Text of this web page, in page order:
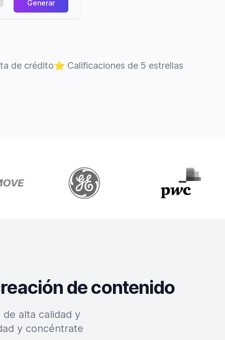
Generar
de crédito⭐ Calificaciones de 5 estrellas
de contenido
alta calidad y
y concéntrate